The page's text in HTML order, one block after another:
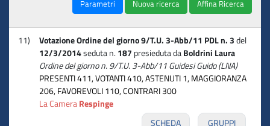
Parametri
Nuova ricerca Affina Ricerca
11) Votazione Ordine del giorno 9/T.U. 3-Abb/11 PDL n. 3del
12/3/2014seduta n. 187 presieduta daBoldrini Laura
Ordine del giorno n. 9/T.U. 3-Abb/11 Guidesi Guido (LNA)
PRESENTI 411, VOTANTI 410, ASTENUTI 1, MAGGIORANZA
206, FAVOREVOLI 110, CONTRARI 300
La CameraRespinge
SCHEDA
GRUPPI